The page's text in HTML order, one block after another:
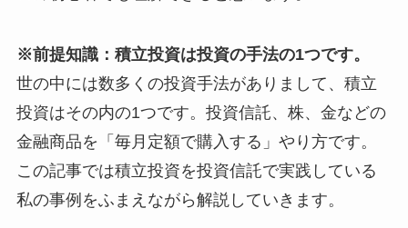
※前提知識：積立投資は投資の手法の1つです。
世の中には数多くの投資手法がありまして、積立
投資はその内の1つです。投資信託、株、金などの
金融商品を「毎月定額で購入する」やり方です。
この記事では積立投資を投資信託で実践している
私の事例をふまえながら解説していきます。